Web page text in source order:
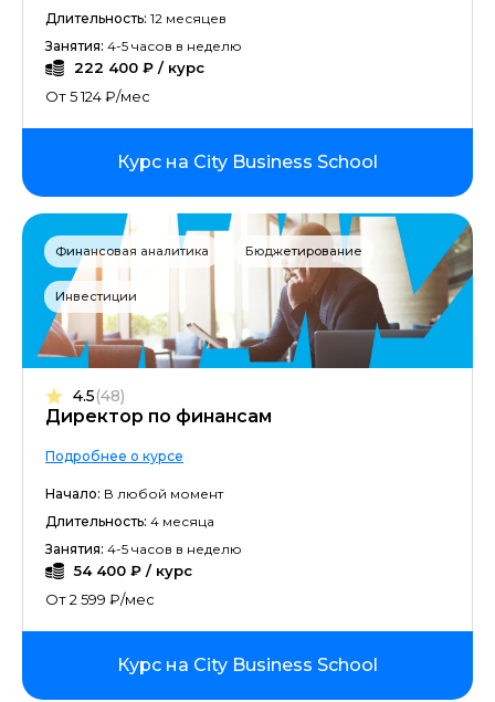
Длительность: 12 месяцев
Занятия: 4-5 часов в неделю
222 400 ₽ / курс
От 5 124 ₽/мес
Курс на City Business School
Финансовая аналитика Бюджетирование
Инвестиции
Директор по финансам
4.5(48)
Подробнее о курсе
Начало: В любой момент
Длительность: 4 месяца
Занятия: 4-5 часов в неделю
54 400 ₽ / курс
От 2 599 ₽/мес
Курс на City Business School